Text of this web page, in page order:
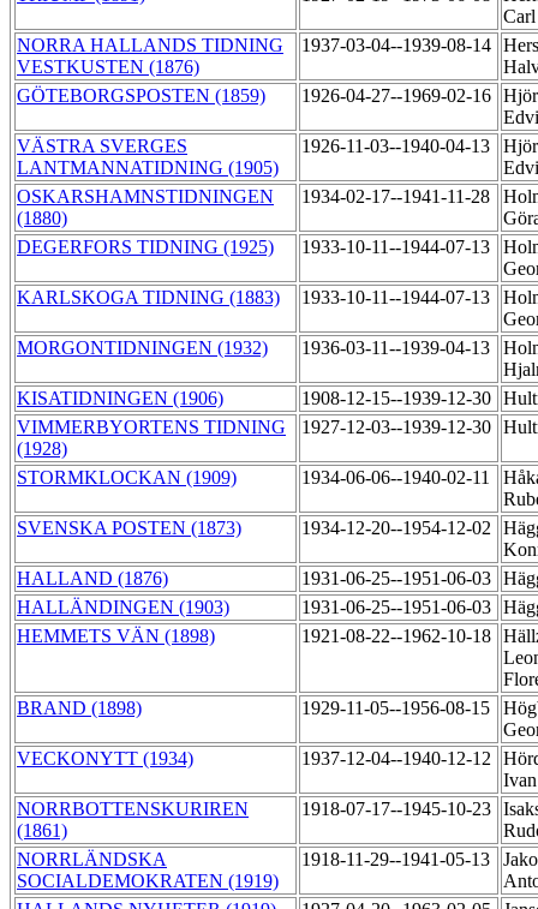
NORRA HALLANDS TIDNING
VESTKUSTEN (1876)
1937-03-04--1939-08-14
GÖTEBORGSPOSTEN (1859)
1926-04-27--1969-02-16
VÄSTRA SVERGES
LANTMANNATIDNING (1905)
1926-11-03--1940-04-13
OSKARSHAMNSTIDNINGEN
(1880)
1934-02-17--1941-11-28
DEGERFORS TIDNING (1925)
1933-10-11--1944-07-13
KARLSKOGA TIDNING (1883)
1933-10-11--1944-07-13
MORGONTIDNINGEN (1932)
1936-03-11--1939-04-13
KISATIDNINGEN (1906)
1908-12-15--1939-12-30
VIMMERBYORTENS TIDNING
(1928)
1927-12-03--1939-12-30
STORMKLOCKAN (1909) 1934-06-06--1940-02-11
SVENSKA POSTEN (1873)
1934-12-20--1954-12-02
HALLAND (1876)
1931-06-25--1951-06-03
HALLÄNDINGEN (1903)
1931-06-25--1951-06-03
HEMMETS VÄN (1898)
1921-08-22--1962-10-18
BRAND (1898)
1929-11-05--1956-08-15
VECKONYTT (1934)
1937-12-04--1940-12-12
NORRBOTTENSKURIREN
(1861)
1918-07-17--1945-10-23
NORRLÄNDSKA
SOCIALDEMOKRATEN (1919)
1918-11-29--1941-05-13